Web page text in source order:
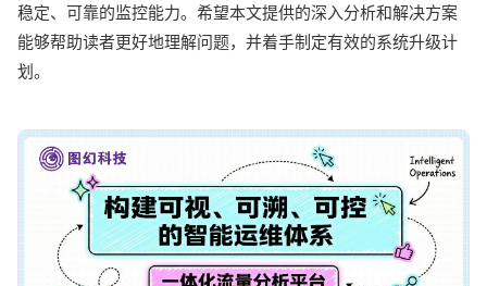
稳定、可靠的监控能力。希望本文提供的深入分析和解决方案
能够帮助读者更好地理解问题，并着手制定有效的系统升级计
划。